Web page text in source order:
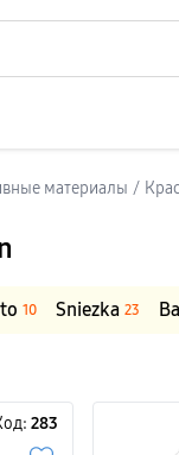
материалы /
10 Sniezka 23
283